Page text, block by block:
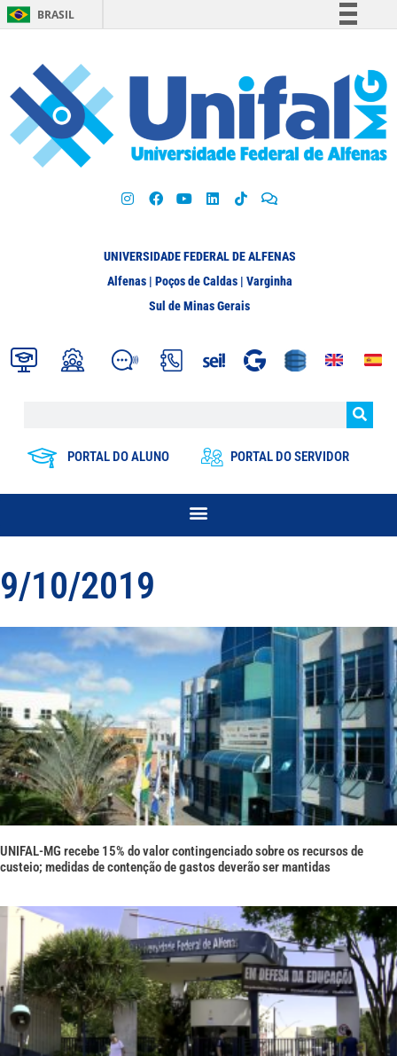
BRASIL
Participe
Acesso à informação
Legislação
UNIVERSIDADE FEDERAL DE ALFENAS
Alfenas | Poços de Caldas | Varginha
Sul de Minas Gerais
PORTAL DO ALUNO PORTAL DO SERVIDOR
9/10/2019
UNIFAL-MG recebe 15% do valor contingenciado sobre os recursos de
custeio; medidas de contenção de gastos deverão ser mantidas